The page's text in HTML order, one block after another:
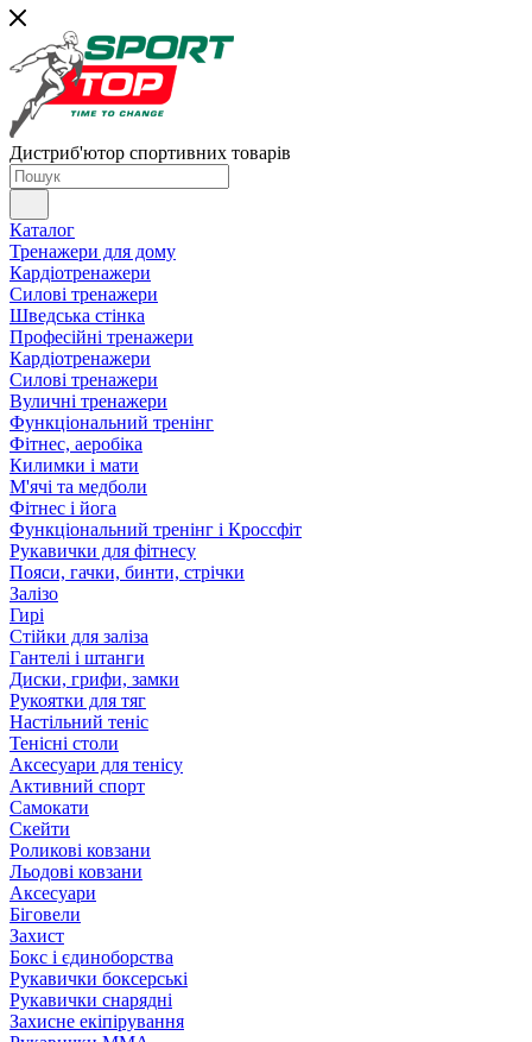
Дистриб'ютор спортивних товарів
Каталог
Тренажери для дому
Кардіотренажери
Силові тренажери
Шведська стінка
Професійні тренажери
Кардіотренажери
Силові тренажери
Вуличні тренажери
Функціональний тренінг
Фітнес, аеробіка
Килимки і мати
М'ячі та медболи
Фітнес і йога
Функціональний тренінг і Кроссфіт
Рукавички для фітнесу
Пояси, гачки, бинти, стрічки
Залізо
Гирі
Стійки для заліза
Гантелі і штанги
Диски, грифи, замки
Рукоятки для тяг
Настільний теніс
Тенісні столи
Аксесуари для тенісу
Активний спорт
Самокати
Скейти
Роликові ковзани
Льодові ковзани
Аксесуари
Біговели
Захист
Бокс і єдиноборства
Рукавички боксерські
Рукавички снарядні
Захисне екіпірування